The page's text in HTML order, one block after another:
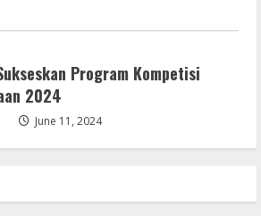
Link 2026
August 7, 2026
Program Kompetisi
2024
June 11, 2024